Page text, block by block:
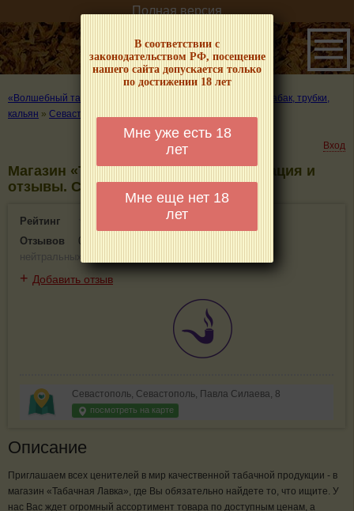
В соответствии с
законодательством РФ, посещение
нашего сайта допускается только
по достижении 18 лет
Мне уже есть 18
лет
Мне еще нет 18
лет
Полная версия
«Волшебный табачок» – о табаке и курении
Где купить табак, трубки,
кальян » Севастополь
Вход
Магазин «Табачная Лавка» - информация и
отзывы. Севастополь
Рейтинг
0(0)
Отзывов
0
нейтральных
+ Добавить отзыв
Севастополь, Севастополь, Павла Силаева, 8
посмотреть на карте
Описание
Приглашаем всех ценителей в мир качественной табачной продукции - в
магазин «Табачная Лавка», где Вы обязательно найдете то, что ищите. У
нас Вас ждет огромный ассортимент товара по доступным ценам, а